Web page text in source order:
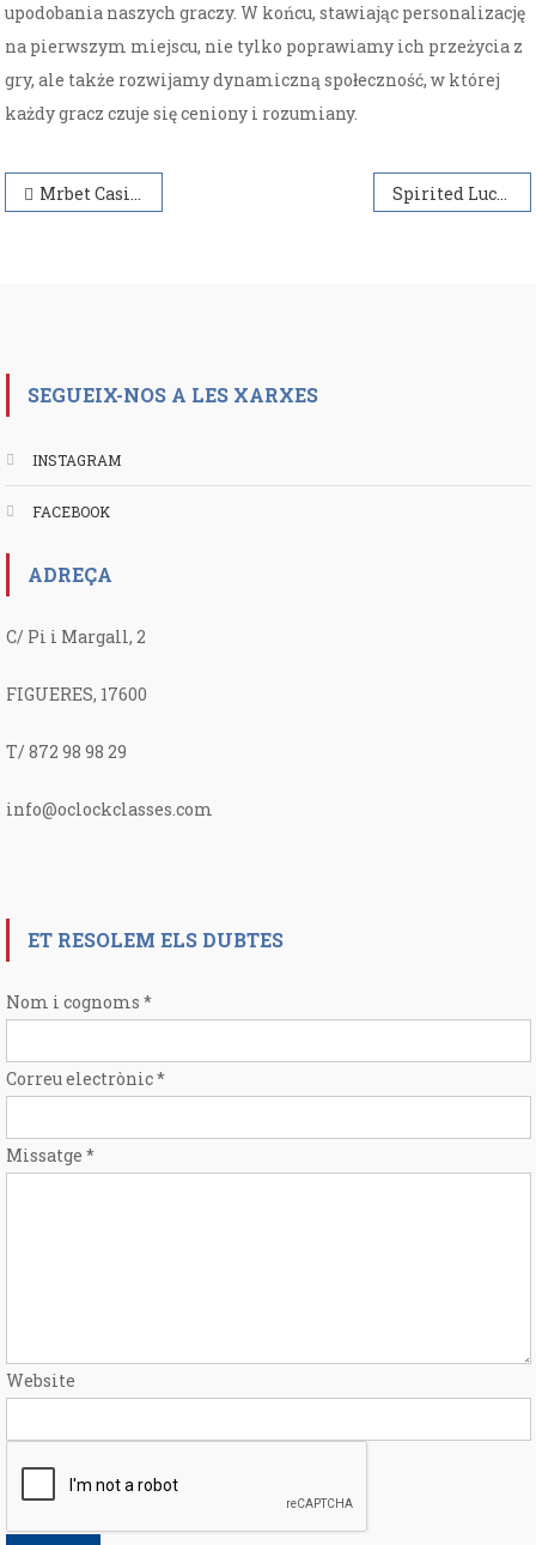
upodobania naszych graczy. W końcu, stawiając personalizację
na pierwszym miejscu, nie tylko poprawiamy ich przeżycia z
gry, ale także rozwijamy dynamiczną społeczność, w której
każdy gracz czuje się ceniony i rozumiany.
Navegación
Mrbet Casino Games Variety and Experience Spirited Luck at WinSpirit Casino
SEGUEIX-NOS A LES XARXES
INSTAGRAM
FACEBOOK
ADREÇA
C/ Pi i Margall, 2
FIGUERES, 17600
T/ 872 98 98 29
info@oclockclasses.com
ET RESOLEM ELS DUBTES
Nom i cognoms *
Correu electrònic*
Missatge *
Website